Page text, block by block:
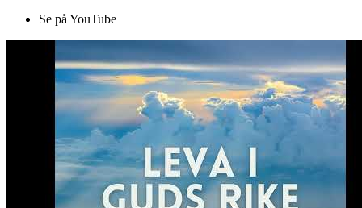
Se på YouTube